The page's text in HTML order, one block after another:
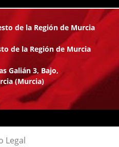
de la Región de Murcia
Galián 3, Bajo,
(Murcia)
Legal